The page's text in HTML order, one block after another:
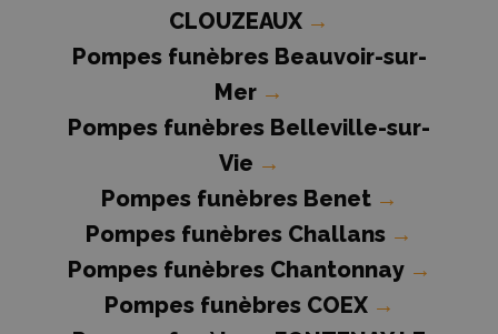
CLOUZEAUX →
Pompes funèbres Beauvoir-sur-
Mer →
Pompes funèbres Belleville-sur-
Vie →
Pompes funèbres Benet →
Pompes funèbres Challans →
Pompes funèbres Chantonnay →
Pompes funèbres COEX →